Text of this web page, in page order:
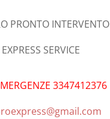
PRONTO INTERVENTO
EXPRESS SERVICE
3347412376